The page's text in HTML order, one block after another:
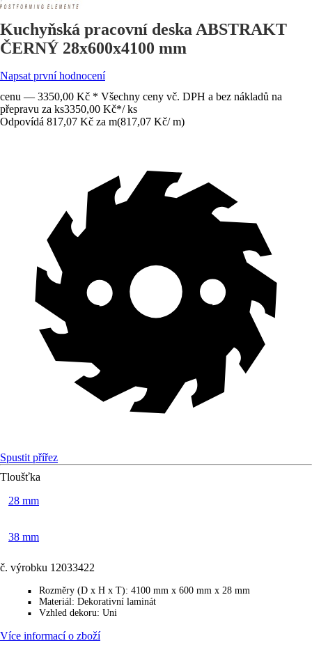
Kuchyňská pracovní deska ABSTRAKT
ČERNÝ 28x600x4100 mm
Napsat první hodnocení
cenu — 3350,00 Kč * Všechny ceny vč. DPH a bez nákladů na
přepravu za ks3350,00 Kč*/ ks
Odpovídá 817,07 Kč za m(817,07 Kč/ m)
Spustit přířez
Tloušťka
28 mm
38 mm
č. výrobku 12033422
■ Rozměry (D x H x T): 4100 mm x 600 mm x 28 mm
■ Materiál: Dekorativní laminát
■ Vzhled dekoru: Uni
Více informací o zboží